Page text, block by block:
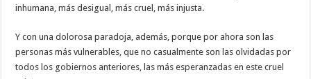
inhumana, más desigual, más cruel, más injusta.
Y con una dolorosa paradoja, además, porque por ahora son las
personas más vulnerables, que no casualmente son las olvidadas por
todos los gobiernos anteriores, las más esperanzadas en este cruel